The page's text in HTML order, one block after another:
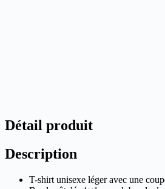
Détail produit
Description
T-shirt unisexe léger avec une